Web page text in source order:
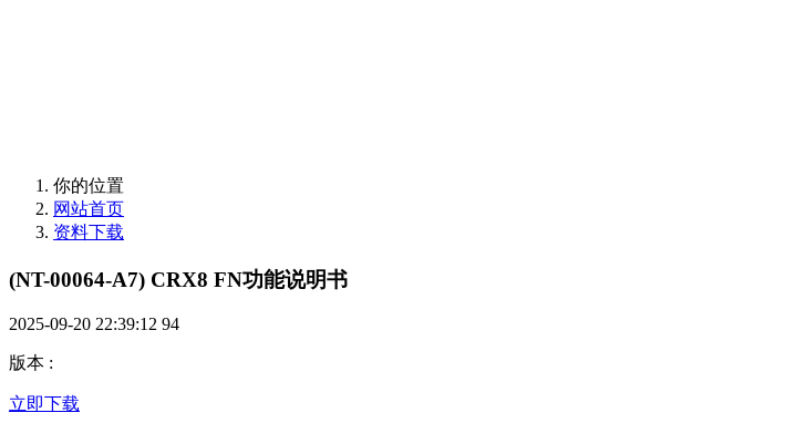
你的位置
网站首页
资料下载
(NT-00064-A7) CRX8 FN功能说明书
2025-09-20 22:39:12 94
版本 :
立即下载